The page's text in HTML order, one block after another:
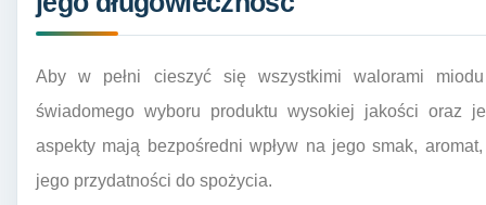
Aby w pełni cieszyć się wszystkimi walorami
świadomego wyboru produktu wysokiej jakości oraz
aspekty mają bezpośredni wpływ na jego smak,
jego przydatności do spożycia.